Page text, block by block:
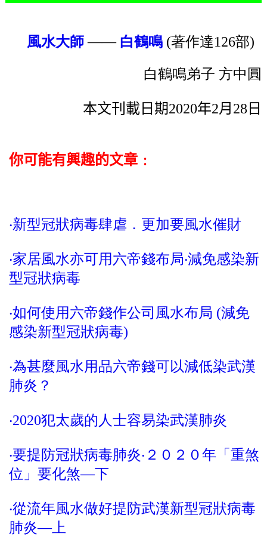
風水大師—— 白鶴鳴 (著作達126部)
白鶴鳴弟子 方中圓
本文刊載日期2020年2月28日
你可能有興趣的文章﹕
‧新型冠狀病毒肆虐．更加要風水催財
‧家居風水亦可用六帝錢布局‧減免感染新
型冠狀病毒
‧如何使用六帝錢作公司風水布局 (減免
感染新型冠狀病毒)
‧為甚麼風水用品六帝錢可以減低染武漢
肺炎？
‧2020犯太歲的人士容易染武漢肺炎
‧要提防冠狀病毒肺炎‧２０２０年「重煞
位」要化煞—下
‧從流年風水做好提防武漢新型冠狀病毒
肺炎—上